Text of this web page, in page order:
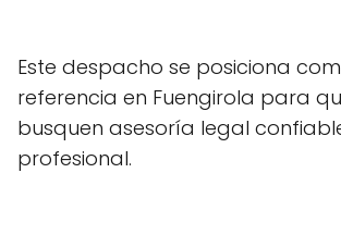
Este despacho se posiciona
referencia en Fuengirola para
busquen asesoría legal
profesional.